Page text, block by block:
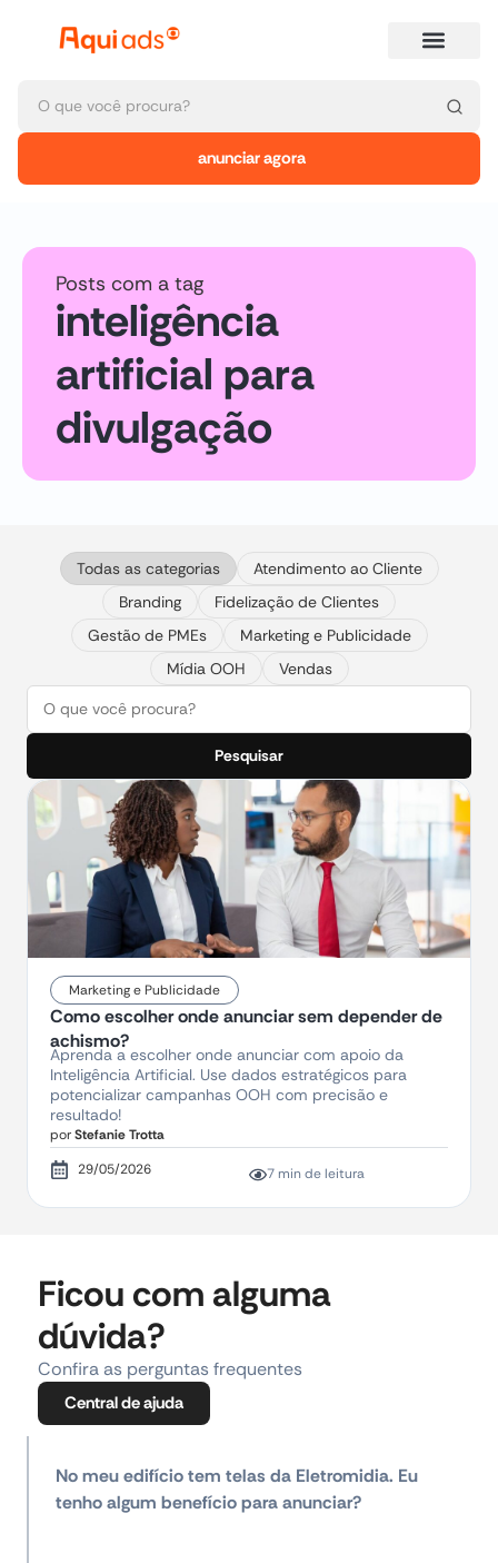
anunciar agora
Posts com a tag
inteligência
artificial para
divulgação
Todas as categorias
Atendimento ao Cliente
Branding
Fidelização de Clientes
Gestão de PMEs
Marketing e Publicidade
Mídia OOH
Vendas
Pesquisar
Marketing e Publicidade
Como escolher onde anunciar sem depender de
achismo?
Aprenda a escolher onde anunciar com apoio da
Inteligência Artificial. Use dados estratégicos para
potencializar campanhas OOH com precisão e
resultado!
porStefanie Trotta
29/05/2026
7 min de leitura
Ficou com alguma
dúvida?
Confira as perguntas frequentes
Central de ajuda
No meu edifício tem telas da Eletromidia. Eu
tenho algum benefício para anunciar?